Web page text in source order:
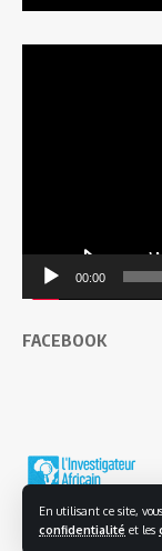
En utilisant ce site,
confidentialité et les
00:00
FACEBOOK
© 2025